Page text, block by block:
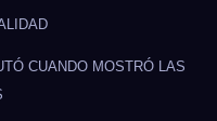
CUANDO MOSTRÓ LAS